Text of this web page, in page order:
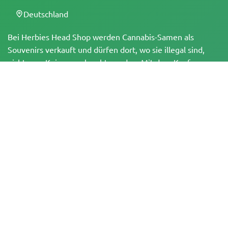
Bei Herbies Head Shop werden Cannabis-Samen als
Souvenirs verkauft und dürfen dort, wo sie illegal sind,
nicht zum Keimen gebracht werden. Mit dem Kauf
Deutschland